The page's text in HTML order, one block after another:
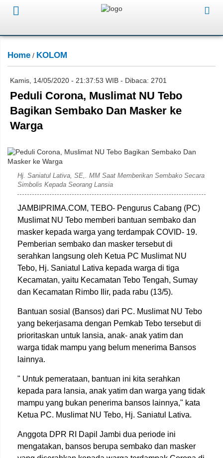
Home / KOLOM
Kamis, 14/05/2020 - 21:37:53 WIB - Dibaca: 2701
Peduli Corona, Muslimat NU Tebo
Bagikan Sembako Dan Masker ke
Warga
Hj. Saniatul Lativa, SE,. MM Saat Memberikan Sembako Secara
Simbolis Kepada Seorang Lansia
JAMBIPRIMA.COM, TEBO- Pengurus Cabang (PC)
Muslimat NU Tebo memberi bantuan sembako dan
masker kepada warga yang terdampak COVID- 19.
Pemberian sembako dan masker tersebut di
serahkan langsung oleh Ketua PC Muslimat NU
Tebo, Hj. Saniatul Lativa kepada warga di tiga
Kecamatan, yaitu Kecamatan Tebo Tengah, Sumay
dan Kecamatan Rimbo Ilir, pada rabu (13/5).
Bantuan sosial (Bansos) dari PC. Muslimat NU Tebo
yang bekerjasama dengan Pemkab Tebo tersebut di
prioritaskan untuk lansia, anak- anak yatim dan
warga tidak mampu yang belum menerima Bansos
lainnya.
" Untuk pemerataan, bantuan ini kita serahkan
kepada para lansia, anak yatim dan warga yang tidak
mampu yang bukan penerima bansos lainnya," kata
Ketua PC. Muslimat NU Tebo, Hj. Saniatul Lativa.
Anggota DPR RI Dapil Jambi dua periode ini
mengatakan, bansos berupa sembako dan masker